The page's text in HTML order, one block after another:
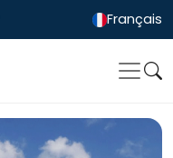
Français